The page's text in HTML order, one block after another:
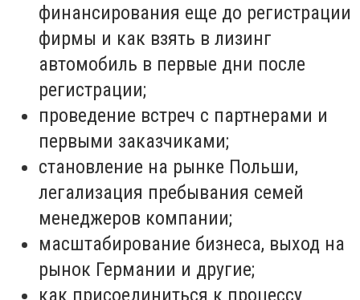
финансирования еще до регистрации
фирмы и как взять в лизинг
автомобиль в первые дни после
регистрации;
проведение встреч с партнерами и
первыми заказчиками;
становление на рынке Польши,
легализация пребывания семей
менеджеров компании;
масштабирование бизнеса, выход на
рынок Германии и другие;
как присоединиться к процессу